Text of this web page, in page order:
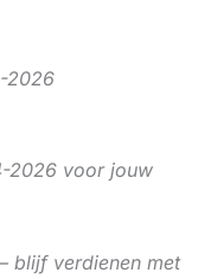
2026
2026 voor jouw
blijf verdienen met